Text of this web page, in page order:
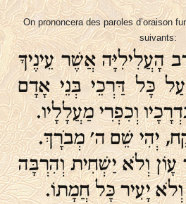
On prononcera des paroles d’oraison
suivants:
הָעֲלִילִיָּה אֲשֶׁר עֵינֶיךָ
כָּל דַּרְכֵי בְּנֵי אָדָם
וְכִפְרִי מַעֲלָלָיו.
יְהִי שֵׁם ה' מְבֹרָךְ.
עָו‍ֹן וְלֹא יַשְׁחִית וְהִרְבָּה
יָעִיר כָּל חֲמָתוֹ.